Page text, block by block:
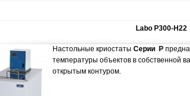
Labo P300-H22
Настольные криостатыСерии P
температуры объектов в собственной
открытым контуром.